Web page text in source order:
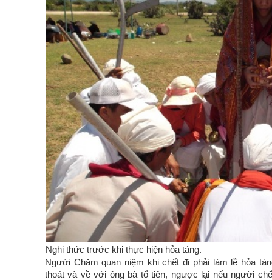
Nghi thức trước khi thực hiện hỏa táng.
Người Chăm quan niệm khi chết đi phải làm lễ hỏa
thoát và về với ông bà tổ tiên, ngược lại nếu người